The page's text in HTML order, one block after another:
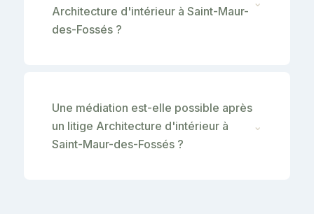
Architecture d'intérieur à Saint-Maur-
des-Fossés ?
Une médiation est-elle possible après
un litige Architecture d'intérieur à
Saint-Maur-des-Fossés ?
⌄